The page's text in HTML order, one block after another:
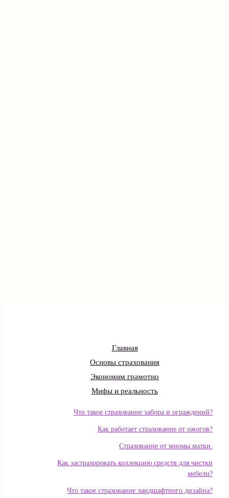
Главная
Основы страхования
Экономим грамотно
Мифы и реальность
Что такое страхование забора и ограждений?
Как работает страхование от ожогов?
Страхование от миомы матки.
Как застрахоровать коллекцию средств для чистки
мебели?
Что такое страхование ландшафтного дизайна?